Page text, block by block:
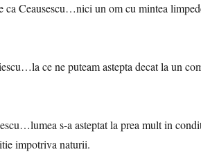
Ceausescu…nici un om cu mintea
ce ne puteam astepta decat la un
s-a asteptat la prea mult in
impotriva naturii.